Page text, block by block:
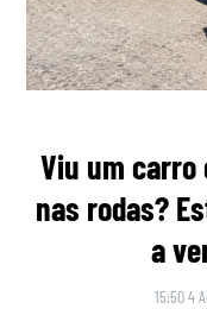
Viu um carro
nas rodas?
a
15:50 4